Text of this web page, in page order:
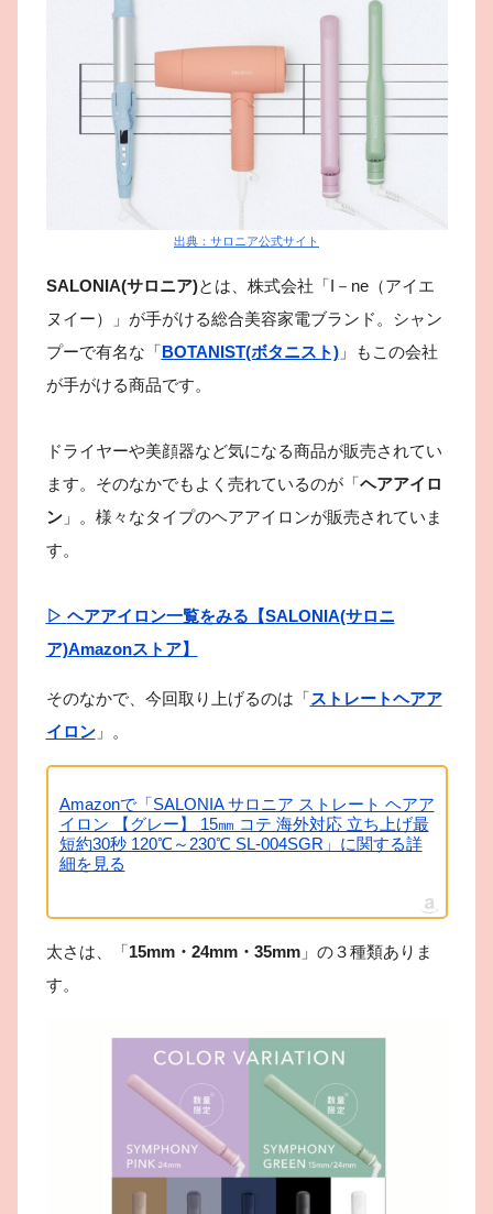
出典：サロニア公式サイト
SALONIA(サロニア)とは、株式会社「I－ne（アイエ
ヌイー）」が手がける総合美容家電ブランド。シャン
プーで有名な「BOTANIST(ボタニスト)」もこの会社
が手がける商品です。
ドライヤーや美顔器など気になる商品が販売されてい
ます。そのなかでもよく売れているのが「ヘアアイロ
ン」。様々なタイプのヘアアイロンが販売されていま
す。
▷ ヘアアイロン一覧をみる【SALONIA(サロニ
ア)Amazonストア】
そのなかで、今回取り上げるのは「ストレートヘアア
イロン」。
Amazonで「SALONIA サロニア ストレート ヘアア
イロン 【グレー】 15㎜ コテ 海外対応 立ち上げ最
短約30秒 120℃～230℃ SL-004SGR」に関する詳
細を見る
太さは、「15mm・24mm・35mm」の３種類ありま
す。